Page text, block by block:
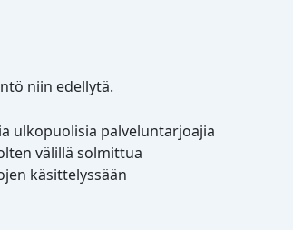
niin edellytä.
ulkopuolisia palveluntarjoajia
välillä solmittua
käsittelyssään